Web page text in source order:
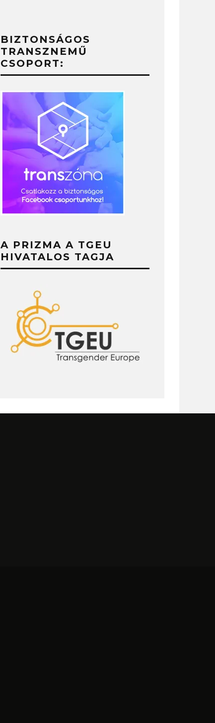
BIZTONSÁGOS
TRANSZNEMŰ
CSOPORT:
A PRIZMA A TGEU
HIVATALOS TAGJA